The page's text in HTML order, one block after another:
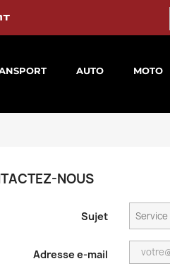
AUTO MOTO
NOUS
Sujet
Adresse e-mail